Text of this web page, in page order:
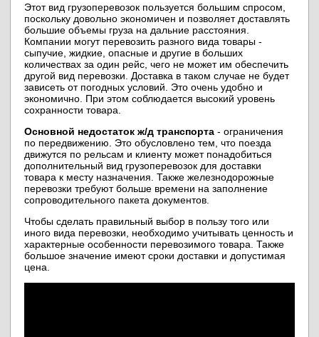
Этот вид грузоперевозок пользуется большим спросом,
поскольку довольно экономичен и позволяет доставлять
большие объемы груза на дальние расстояния.
Компании могут перевозить разного вида товары -
сыпучие, жидкие, опасные и другие в больших
количествах за один рейс, чего не может им обеспечить
другой вид перевозки. Доставка в таком случае не будет
зависеть от погодных условий. Это очень удобно и
экономично. При этом соблюдается высокий уровень
сохранности товара.
Основной недостаток ж/д транспорта - ограничения
по передвижению. Это обусловлено тем, что поезда
движутся по рельсам и клиенту может понадобиться
дополнительный вид грузоперевозок для доставки
товара к месту назначения. Также железнодорожные
перевозки требуют больше времени на заполнение
сопроводительного пакета документов.
Чтобы сделать правильный выбор в пользу того или
иного вида перевозки, необходимо учитывать ценность и
характерные особенности перевозимого товара. Также
большое значение имеют сроки доставки и допустимая
цена.